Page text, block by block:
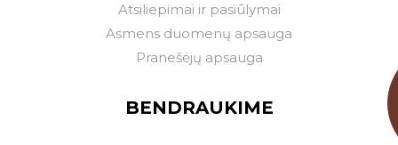
Atsiliepimai ir pasiūlymai
Asmens duomenų apsauga
Pranešėjų apsauga
BENDRAUKIME